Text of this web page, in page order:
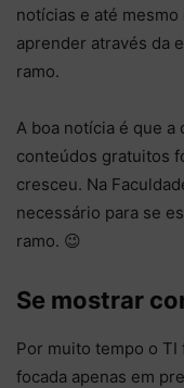
notícias e até mesmo
aprender através da
ramo.
A boa notícia é que
conteúdos gratuitos
cresceu. Na
necessário para se
ramo. 😉
Se mostrar
Por muito tempo o TI
focada apenas em